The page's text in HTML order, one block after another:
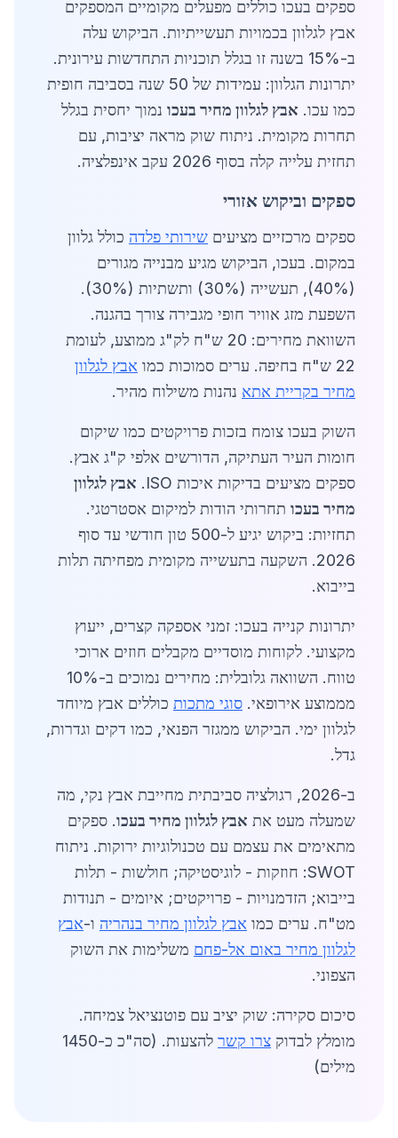
ספקים בעכו כוללים מפעלים מקומיים המספקים
אבץ לגלוון בכמויות תעשייתיות. הביקוש עלה
ב-15% בשנה זו בגלל תוכניות התחדשות עירונית.
יתרונות הגלוון: עמידות של 50 שנה בסביבה חופית
כמו עכו. אבץ לגלוון מחיר בעכו נמוך יחסית בגלל
תחרות מקומית. ניתוח שוק מראה יציבות, עם
תחזית עלייה קלה בסוף 2026 עקב אינפלציה.
ספקים וביקוש אזורי
ספקים מרכזיים מציעים שירותי פלדה כולל גלוון
במקום. בעכו, הביקוש מגיע מבנייה מגורים
(40%), תעשייה (30%) ותשתיות (30%).
השפעת מזג אוויר חופי מגבירה צורך בהגנה.
השוואת מחירים: 20 ש"ח לק"ג ממוצע, לעומת
22 ש"ח בחיפה. ערים סמוכות כמו
אבץ לגלוון
מחיר בקריית אתא נהנות משילוח מהיר.
השוק בעכו צומח בזכות פרויקטים כמו שיקום
חומות העיר העתיקה, הדורשים אלפי ק"ג אבץ.
ספקים מציעים בדיקות איכות ISO.
אבץ לגלוון
מחיר בעכו תחרותי הודות למיקום אסטרטגי.
תחזיות: ביקוש יגיע ל-500 טון חודשי עד סוף
2026. השקעה בתעשייה מקומית מפחיתה תלות
בייבוא.
יתרונות קנייה בעכו: זמני אספקה קצרים, ייעוץ
מקצועי. לקוחות מוסדיים מקבלים חוזים ארוכי
טווח. השוואה גלובלית: מחירים נמוכים ב-10%
מממוצע אירופאי. סוגי מתכות כוללים אבץ מיוחד
לגלוון ימי. הביקוש ממגזר הפנאי, כמו דקים וגדרות,
גדל.
ב-2026, רגולציה סביבתית מחייבת אבץ נקי, מה
שמעלה מעט את אבץ לגלוון מחיר בעכו. ספקים
מתאימים את עצמם עם טכנולוגיות ירוקות. ניתוח
SWOT: חוזקות - לוגיסטיקה; חולשות - תלות
בייבוא; הזדמנויות - פרויקטים; איומים - תנודות
מט"ח. ערים כמו אבץ לגלוון מחיר בנהריה ו-אבץ
לגלוון מחיר באום אל-פחם משלימות את השוק
הצפוני.
סיכום סקירה: שוק יציב עם פוטנציאל צמיחה.
מומלץ לבדוק צרו קשר
להצעות. (סה"כ כ-1450
מילים)